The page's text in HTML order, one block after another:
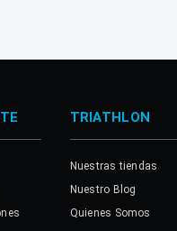
TRIATHLON
Nuestras tiendas
Nuestro Blog
Quienes Somos